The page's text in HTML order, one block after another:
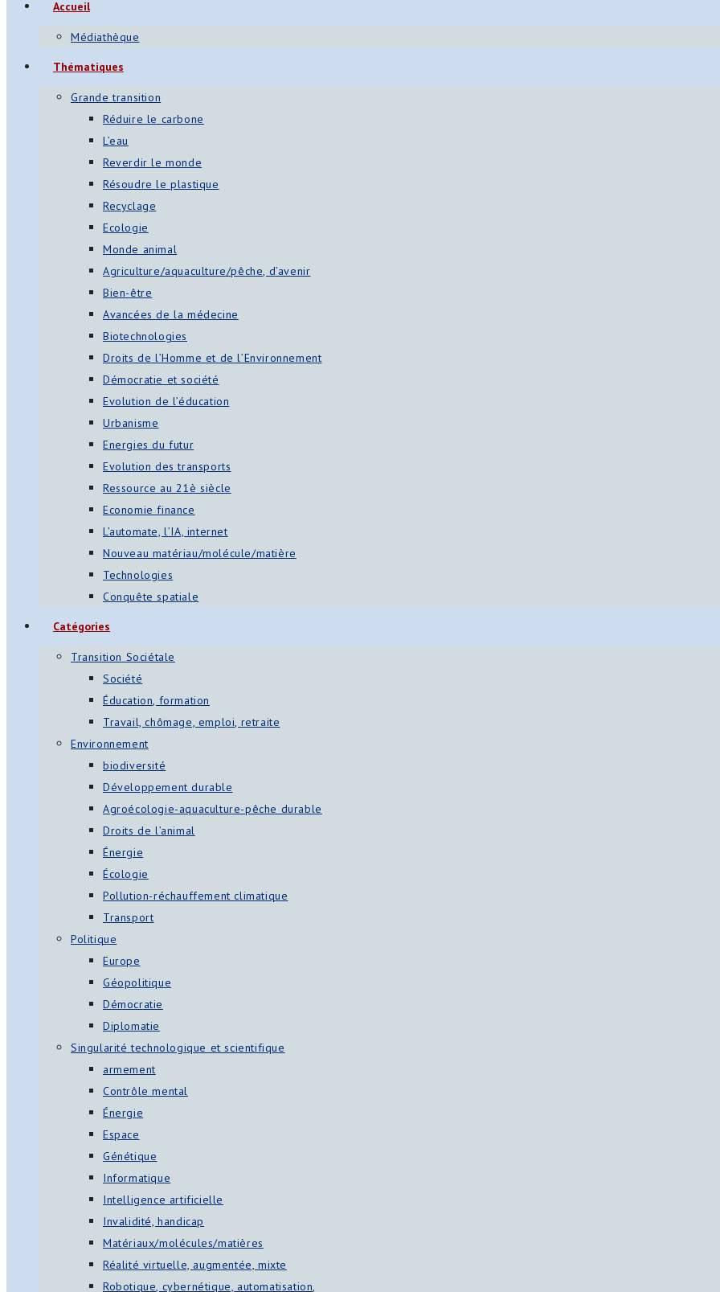
Accueil
Médiathèque
Thématiques
Grande transition
Réduire le carbone
L’eau
Reverdir le monde
Résoudre le plastique
Recyclage
Ecologie
Monde animal
Agriculture/aquaculture/pêche, d’avenir
Bien-être
Avancées de la médecine
Biotechnologies
Droits de l’Homme et de l’Environnement
Démocratie et société
Evolution de l’éducation
Urbanisme
Energies du futur
Evolution des transports
Ressource au 21è siècle
Economie finance
L’automate, l’IA, internet
Nouveau matériau/molécule/matière
Technologies
Conquête spatiale
Catégories
Transition Sociétale
Société
Éducation, formation
Travail, chômage, emploi, retraite
Environnement
biodiversité
Développement durable
Agroécologie-aquaculture-pêche durable
Droits de l’animal
Énergie
Écologie
Pollution-réchauffement climatique
Transport
Politique
Europe
Géopolitique
Démocratie
Diplomatie
Singularité technologique et scientifique
armement
Contrôle mental
Énergie
Espace
Génétique
Informatique
Intelligence artificielle
Invalidité, handicap
Matériaux/molécules/matières
Réalité virtuelle, augmentée, mixte
Robotique, cybernétique, automatisation,